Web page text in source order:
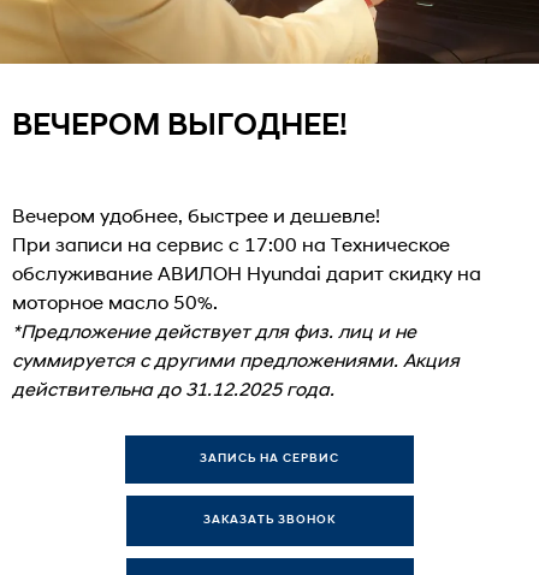
ВЕЧЕРОМ ВЫГОДНЕЕ!
Вечером удобнее, быстрее и дешевле!
При записи на сервис с 17:00 на Техническое
обслуживание АВИЛОН Hyundai дарит скидку на
моторное масло 50%.
*Предложение действует для физ. лиц и не
суммируется с другими предложениями. Акция
действительна до 31.12.2025 года.
ЗАПИСЬ НА СЕРВИС
ЗАКАЗАТЬ ЗВОНОК